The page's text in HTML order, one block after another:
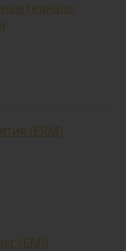
каналы
(ERM)
(EMI)